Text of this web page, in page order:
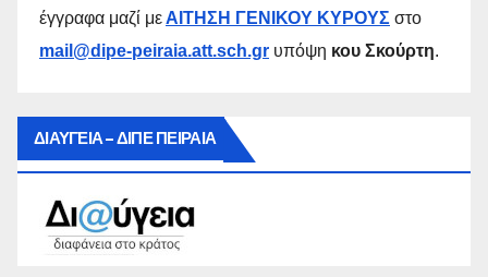
έγγραφα μαζί μεΑΙΤΗΣΗ ΓΕΝΙΚΟΥ ΚΥΡΟΥΣ στο
mail@dipe-peiraia.att.sch.gr υπόψη κου Σκούρτη.
ΔΙΑΥΓΕΙΑ – ΔΙΠΕ ΠΕΙΡΑΙΑ